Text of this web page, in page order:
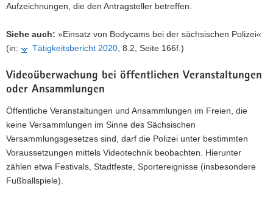
Aufzeichnungen, die den Antragsteller betreffen.
Siehe auch: »Einsatz von Bodycams bei der sächsischen Polizei«
(in:
Tätigkeitsbericht 2020 , 8.2, Seite 166f.)
Videoüberwachung bei öffentlichen Veranstaltungen
oder Ansammlungen
Öffentliche Veranstaltungen und Ansammlungen im Freien, die
keine Versammlungen im Sinne des Sächsischen
Versammlungsgesetzes sind, darf die Polizei unter bestimmten
Voraussetzungen mittels Videotechnik beobachten. Hierunter
zählen etwa Festivals, Stadtfeste, Sportereignisse (insbesondere
Fußballspiele).